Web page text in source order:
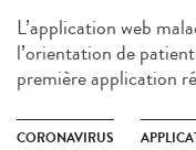
L’application web
l’orientation de
première application
CORONAVIRUS